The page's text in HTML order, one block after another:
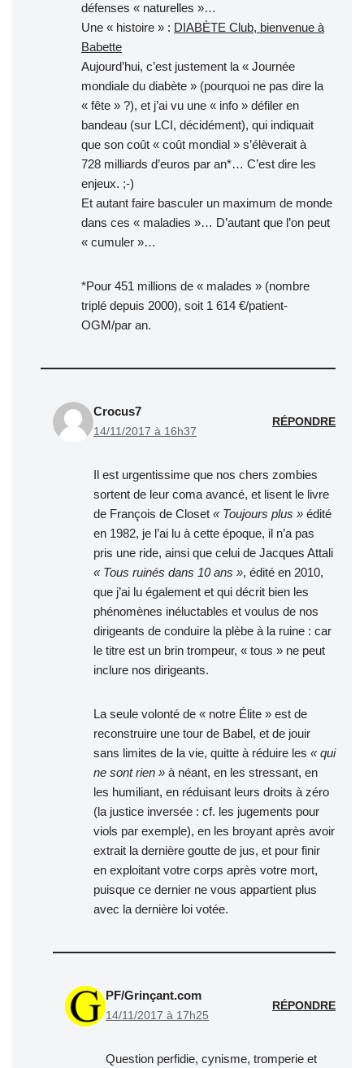
défenses « naturelles »…
Une « histoire » : DIABÈTE Club, bienvenue à
Babette
Aujourd’hui, c’est justement la « Journée
mondiale du diabète » (pourquoi ne pas dire la
« fête » ?), et j’ai vu une « info » défiler en
bandeau (sur LCI, décidément), qui indiquait
que son coût « coût mondial » s’élèverait à
728 milliards d’euros par an*… C’est dire les
enjeux. ;-)
Et autant faire basculer un maximum de monde
dans ces « maladies »… D’autant que l’on peut
« cumuler »…
*Pour 451 millions de « malades » (nombre
triplé depuis 2000), soit 1 614 €/patient-
OGM/par an.
Crocus7
14/11/2017 à 16h37
RÉPONDRE
Il est urgentissime que nos chers zombies
sortent de leur coma avancé, et lisent le livre
de François de Closet « Toujours plus » édité
en 1982, je l’ai lu à cette époque, il n’a pas
pris une ride, ainsi que celui de Jacques Attali
« Tous ruinés dans 10 ans », édité en 2010,
que j’ai lu également et qui décrit bien les
phénomènes inéluctables et voulus de nos
dirigeants de conduire la plèbe à la ruine : car
le titre est un brin trompeur, « tous » ne peut
inclure nos dirigeants.
La seule volonté de « notre Élite » est de
reconstruire une tour de Babel, et de jouir
sans limites de la vie, quitte à réduire les « qui
ne sont rien » à néant, en les stressant, en
les humiliant, en réduisant leurs droits à zéro
(la justice inversée : cf. les jugements pour
viols par exemple), en les broyant après avoir
extrait la dernière goutte de jus, et pour finir
en exploitant votre corps après votre mort,
puisque ce dernier ne vous appartient plus
avec la dernière loi votée.
PF/Grinçant.com
14/11/2017 à 17h25
RÉPONDRE
Question perfidie, cynisme, tromperie et